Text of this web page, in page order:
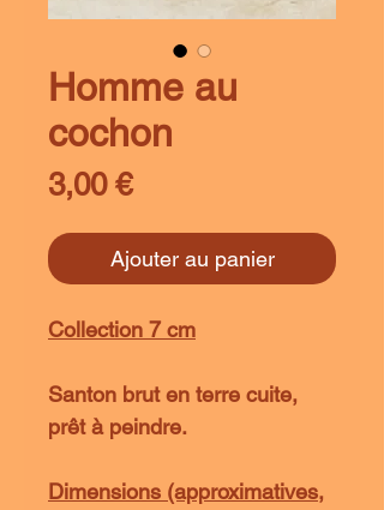
Homme au
cochon
3,00 €Prix
Ajouter au panier
Collection 7 cm
Santon brut en terre cuite,
prêt à peindre.
Dimensions (approximatives,